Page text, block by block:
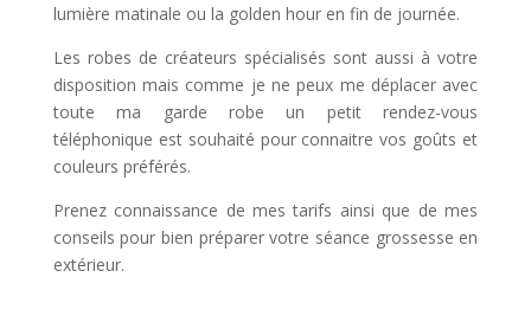
lumière matinale ou la golden hour en fin de journée.
Les robes de créateurs spécialisés sont aussi à votre
disposition mais comme je ne peux me déplacer avec
toute ma garde robe un petit rendez-vous
téléphonique est souhaité pour connaitre vos goûts et
couleurs préférés.
Prenez connaissance de mes tarifs ainsi que de mes
conseils pour bien préparer votre séance grossesse en
extérieur.